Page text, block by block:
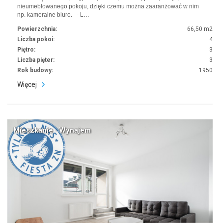
nieumeblowanego pokoju, dzięki czemu można zaaranżować w nim
np. kameralne biuro. - L…
Powierzchnia:
66,50 m2
Liczba pokoi:
4
Piętro:
3
Liczba pięter:
3
Rok budowy:
1950
Więcej
Mieszkanie · Wynajem